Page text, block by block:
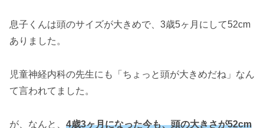
息子くんは頭のサイズが大きめで、3歳5ヶ月にして52cm
ありました。
児童神経内科の先生にも「ちょっと頭が大きめだね」なん
て言われてました。
が、なんと、 4歳3ヶ月になった今も、頭の大きさが52cm